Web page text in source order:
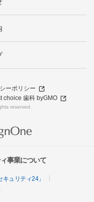
ーポリシー
choice 歯科 byGMO
reserved.
事業について
ュリティ24」